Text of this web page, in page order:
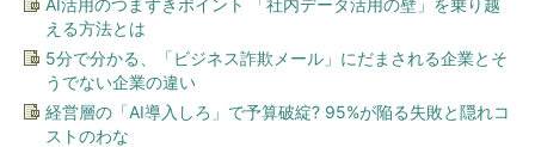
AI活用のつまずきポイント 「社内データ活用の壁」を乗り越
える方法とは
5分で分かる、「ビジネス詐欺メール」にだまされる企業とそ
うでない企業の違い
経営層の「AI導入しろ」で予算破綻? 95%が陥る失敗と隠れコ
ストのわな